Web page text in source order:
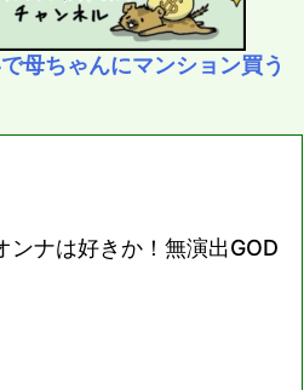
母ちゃんにマンション買う
ンナは好きか！無演出GOD